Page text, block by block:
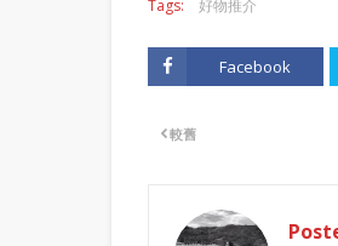
Tags: 好物推介
Facebook
較舊